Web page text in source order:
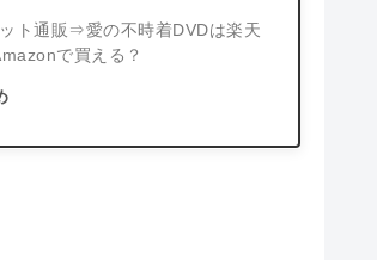
ト通販⇒愛の不時着DVDは楽天
で買える？